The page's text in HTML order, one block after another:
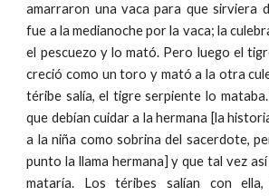
amarraron una vaca para que sirviera
fue a la medianoche por la vaca; la
el pescuezo y lo mató. Pero luego el
creció como un toro y mató a la otra
téribe salía, el tigre serpiente lo
que debían cuidar a la hermana [la
a la niña como sobrina del sacerdote,
punto la llama hermana] y que tal vez
mataría. Los téribes salían con